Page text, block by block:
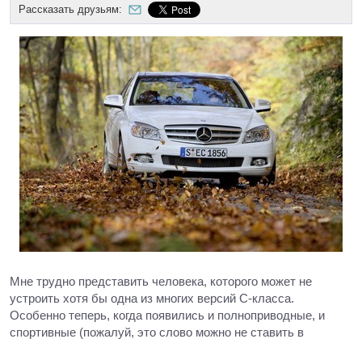
Рассказать друзьям:
Мне трудно представить человека, которого может не
устроить хотя бы одна из многих версий С-класса.
Особенно теперь, когда появились и полноприводные, и
спортивные (пожалуй, это слово можно не ставить в